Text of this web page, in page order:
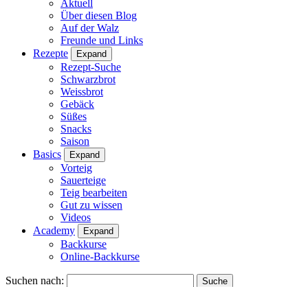
Aktuell
Über diesen Blog
Auf der Walz
Freunde und Links
Rezepte
Expand
Rezept-Suche
Schwarzbrot
Weissbrot
Gebäck
Süßes
Snacks
Saison
Basics
Expand
Vorteig
Sauerteige
Teig bearbeiten
Gut zu wissen
Videos
Academy
Expand
Backkurse
Online-Backkurse
Suchen nach: